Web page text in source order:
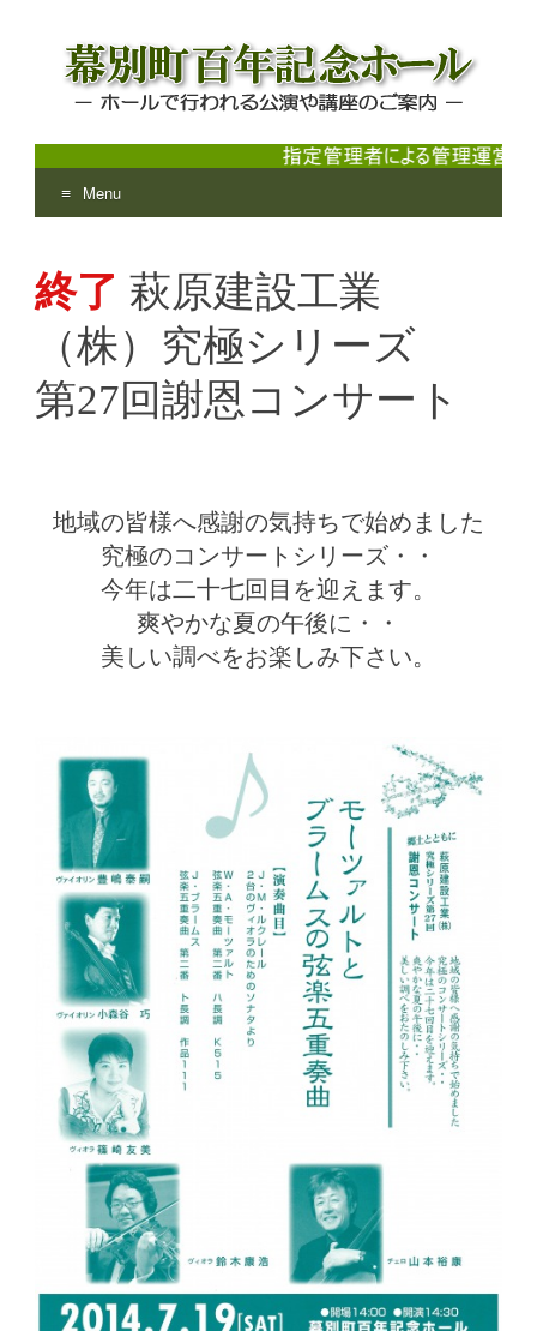
幕別町百年記念ホール
ホールで行われる公演や講座のご案内
Menu
content
終了萩原建設工業
（株）究極シリーズ
第27回謝恩コンサート
地域の皆様へ感謝の気持ちで始めました
究極のコンサートシリーズ・・
今年は二十七回目を迎えます。
爽やかな夏の午後に・・
美しい調べをお楽しみ下さい。